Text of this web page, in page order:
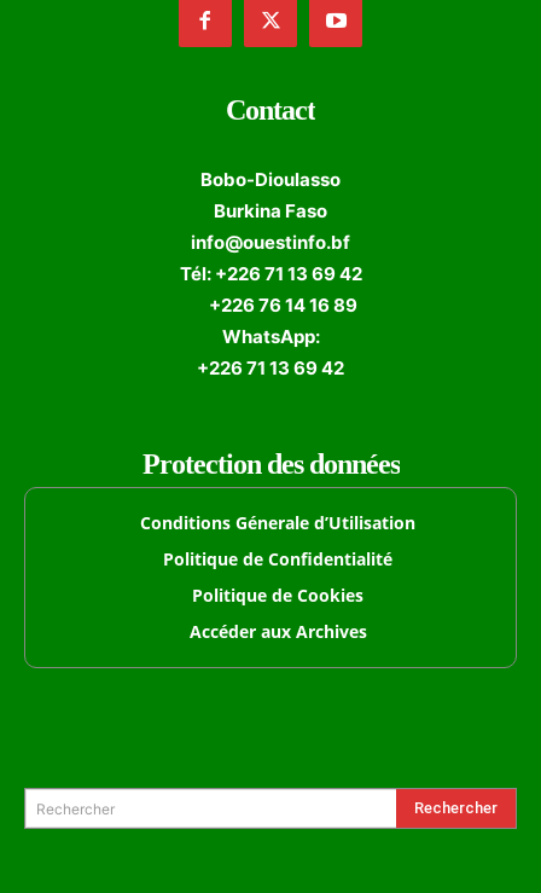
Contact
Bobo-Dioulasso
Burkina Faso
info@ouestinfo.bf
Tél: +226 71 13 69 42
+226 76 14 16 89
WhatsApp:
+226 71 13 69 42
Protection des données
Conditions Génerale d’Utilisation
Politique de Confidentialité
Politique de Cookies
Accéder aux Archives
Rechercher Rechercher